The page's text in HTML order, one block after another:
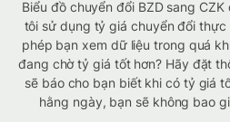
Biểu đồ chuyển đổi BZD sang
tôi sử dụng tỷ giá chuyển đổi
phép bạn xem dữ liệu trong quá
đang chờ tỷ giá tốt hơn? Hãy đặt
sẽ báo cho bạn biết khi có tỷ giá
hằng ngày, bạn sẽ không bao